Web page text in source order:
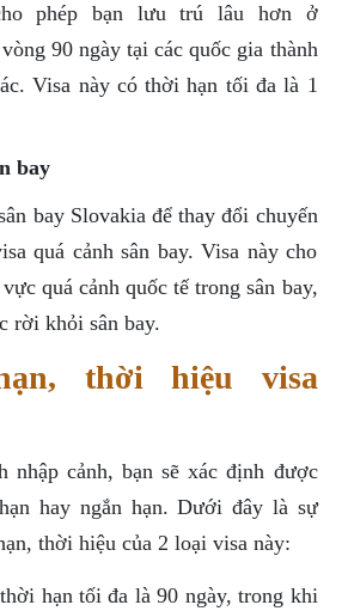
phép bạn lưu trú lâu hơn ở
90 ngày tại các quốc gia thành
Visa này có thời hạn tối đa là 1
bay
bay Slovakia để thay đổi chuyến
quá cảnh sân bay. Visa này cho
quá cảnh quốc tế trong sân bay,
rời khỏi sân bay.
thời hiệu visa
nhập cảnh, bạn sẽ xác định được
hay ngắn hạn. Dưới đây là sự
thời hiệu của 2 loại visa này:
hạn tối đa là 90 ngày, trong khi